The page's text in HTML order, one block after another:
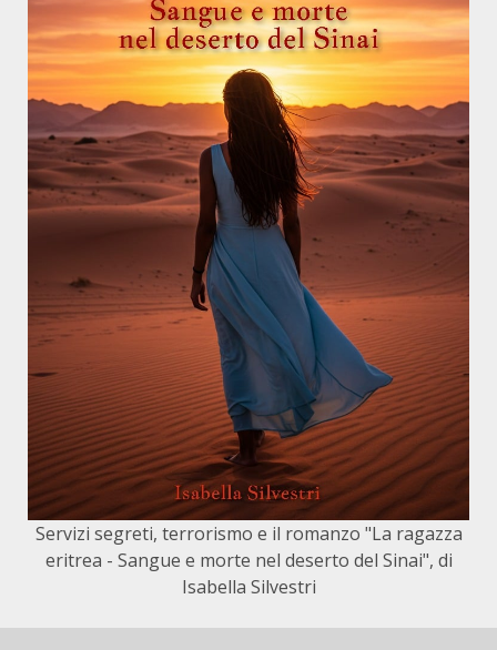
Servizi segreti, terrorismo e il romanzo "La ragazza
eritrea - Sangue e morte nel deserto del Sinai", di
Isabella Silvestri